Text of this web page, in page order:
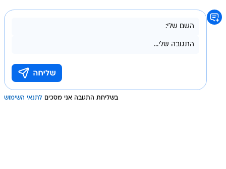
בשליחת התגובה אני מסכים לתנאי השימוש